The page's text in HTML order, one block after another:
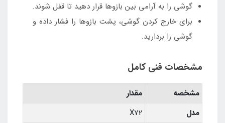
گوشی را به آرامی بین بازوها قرار دهید تا قفل شوند.
برای خارج کردن گوشی، پشت بازوها را فشار داده و
گوشی را بردارید.
مشخصات فنی کامل
مشخصه
مقدار
مدل
X72